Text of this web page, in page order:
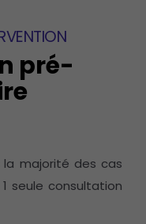
pré-
la majorité des cas
seule consultation